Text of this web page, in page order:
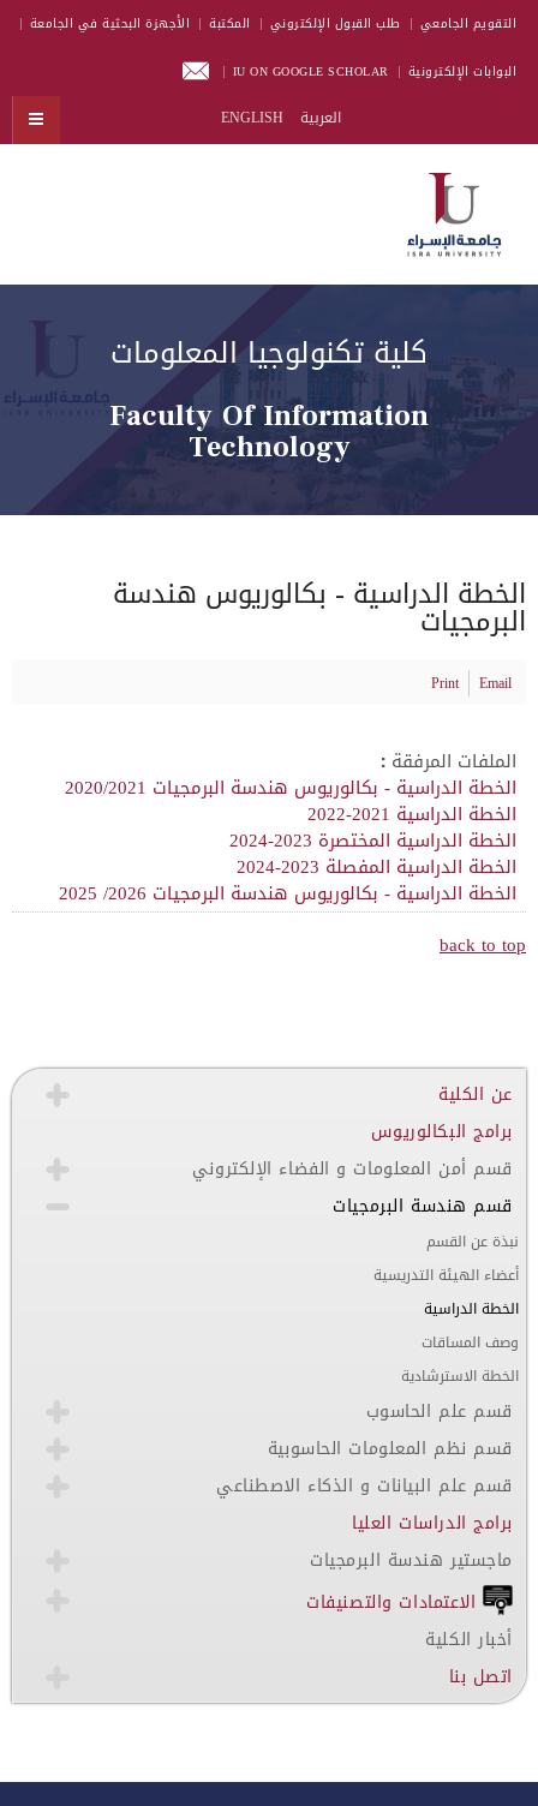
التقويم الجامعي طلب القبول الإلكتروني المكتبة الأجهزة البحثية في الجامعة
البوابات الإلكترونية IU ON GOOGLE SCHOLAR
العربية ENGLISH
كلية تكنولوجيا المعلومات
Faculty Of Information
Technology
الخطة الدراسية - بكالوريوس هندسة
البرمجيات
Print Email
الملفات المرفقة :
الخطة الدراسية - بكالوريوس هندسة البرمجيات 2020/2021
الخطة الدراسية 2021-2022
الخطة الدراسية المختصرة 2023-2024
الخطة الدراسية المفصلة 2023-2024
الخطة الدراسية - بكالوريوس هندسة البرمجيات 2026/ 2025
back to top
عن الكلية
برامج البكالوريوس
قسم أمن المعلومات و الفضاء الإلكتروني
قسم هندسة البرمجيات
نبذة عن القسم
أعضاء الهيئة التدريسية
الخطة الدراسية
وصف المساقات
الخطة الاسترشادية
قسم علم الحاسوب
قسم نظم المعلومات الحاسوبية
قسم علم البيانات و الذكاء الاصطناعي
برامج الدراسات العليا
ماجستير هندسة البرمجيات
الاعتمادات والتصنيفات
أخبار الكلية
اتصل بنا